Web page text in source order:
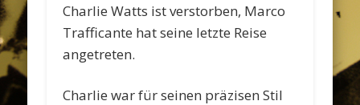
Charlie Watts ist verstorben, Marco
Trafficante hat seine letzte Reise
angetreten.
Charlie war für seinen präzisen Stil